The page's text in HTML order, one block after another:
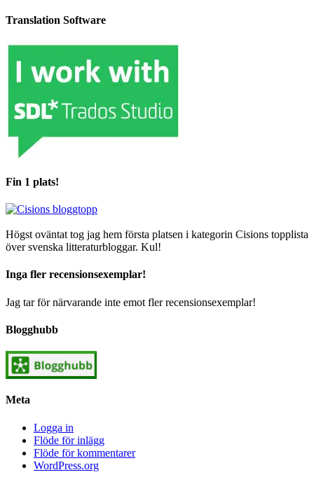
Translation Software
Fin 1 plats!
Högst oväntat tog jag hem första platsen i kategorin Cisions topplista
över svenska litteraturbloggar. Kul!
Inga fler recensionsexemplar!
Jag tar för närvarande inte emot fler recensionsexemplar!
Blogghubb
Meta
Logga in
Flöde för inlägg
Flöde för kommentarer
WordPress.org